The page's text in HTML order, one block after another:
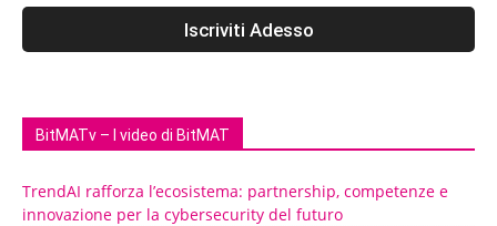
BitMATv – I video di BitMAT
TrendAI rafforza l’ecosistema: partnership, competenze e
innovazione per la cybersecurity del futuro